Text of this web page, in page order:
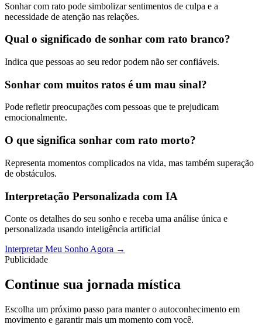
Sonhar com rato pode simbolizar sentimentos de culpa e a
necessidade de atenção nas relações.
Qual o significado de sonhar com rato branco?
Indica que pessoas ao seu redor podem não ser confiáveis.
Sonhar com muitos ratos é um mau sinal?
Pode refletir preocupações com pessoas que te prejudicam
emocionalmente.
O que significa sonhar com rato morto?
Representa momentos complicados na vida, mas também superação
de obstáculos.
Interpretação Personalizada com IA
Conte os detalhes do seu sonho e receba uma análise única e
personalizada usando inteligência artificial
Interpretar Meu Sonho Agora →
Publicidade
Continue sua jornada mística
Escolha um próximo passo para manter o autoconhecimento em
movimento e garantir mais um momento com você.